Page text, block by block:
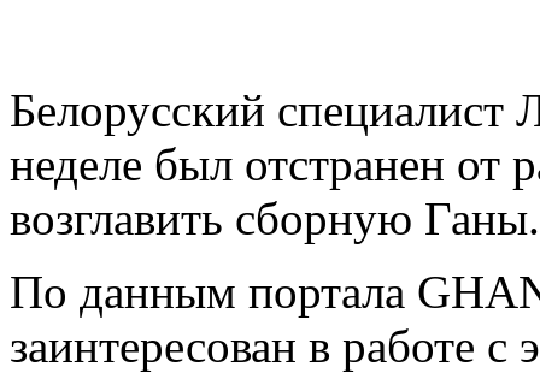
Белорусский специалист
неделе был отстранен
возглавить сборную Ганы.
По данным портала
заинтересован в работе